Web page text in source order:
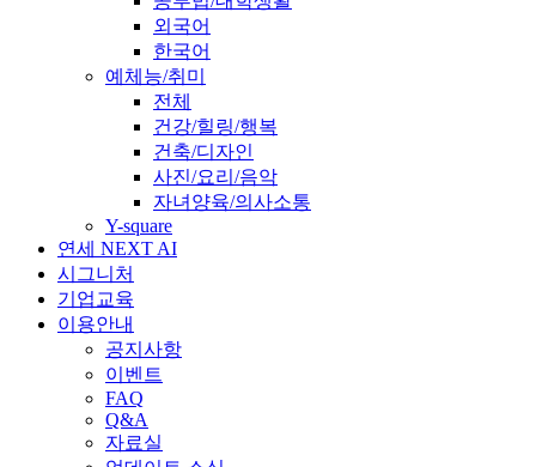
외국어
한국어
예체능/취미
전체
건강/힐링/행복
건축/디자인
사진/요리/음악
자녀양육/의사소통
Y-square
연세 NEXT AI
시그니처
기업교육
이용안내
공지사항
이벤트
FAQ
Q&A
자료실